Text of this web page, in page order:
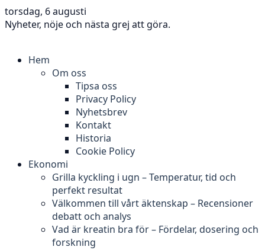
torsdag, 6 augusti
Nyheter, nöje och nästa grej att göra.
Hem
Om oss
Tipsa oss
Privacy Policy
Nyhetsbrev
Kontakt
Historia
Cookie Policy
Ekonomi
Grilla kyckling i ugn – Temperatur, tid och
perfekt resultat
Välkommen till vårt äktenskap – Recensioner
debatt och analys
Vad är kreatin bra för – Fördelar, dosering och
forskning